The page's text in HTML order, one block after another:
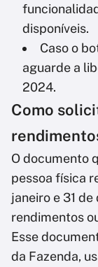
disponíveis.
Caso o
aguarde a
2024.
Como
O documento
pessoa física
janeiro e 31
rendimentos
Esse
da Fazenda,